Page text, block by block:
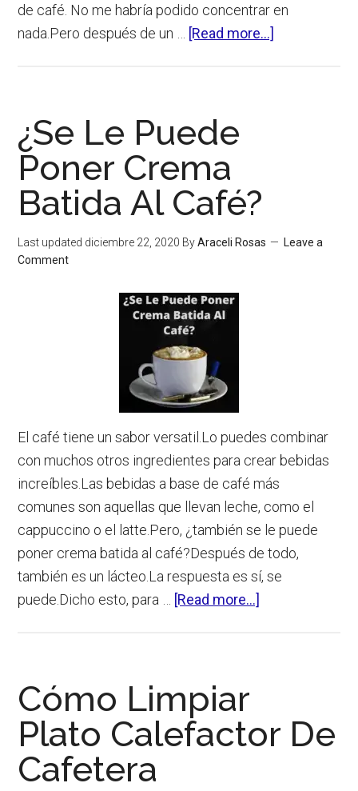
de café. No me habría podido concentrar en
nada.Pero después de un … [Read more...]
¿Se Le Puede
Poner Crema
Batida Al Café?
Last updated diciembre 22, 2020 ByAraceli Rosas
Leave a
Comment
El café tiene un sabor versatil.Lo puedes combinar
con muchos otros ingredientes para crear bebidas
increíbles.Las bebidas a base de café más
comunes son aquellas que llevan leche, como el
cappuccino o el latte.Pero, ¿también se le puede
poner crema batida al café?Después de todo,
también es un lácteo.La respuesta es sí, se
puede.Dicho esto, para … [Read more...]
Batida
Cómo Limpiar
Plato Calefactor De
Cafetera